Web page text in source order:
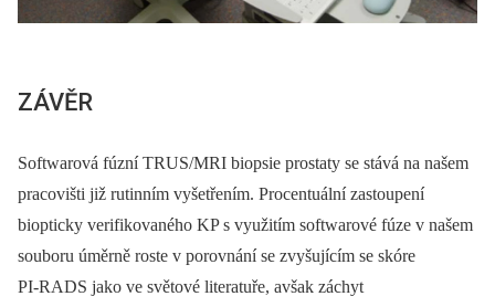
ZÁVĚR
Softwarová fúzní TRUS/MRI biopsie prostaty se stává na našem
pracovišti již rutinním vyšetřením. Procentuální zastoupení
biopticky verifikovaného KP s využitím softwarové fúze v našem
souboru úměrně roste v porovnání se zvyšujícím se skóre
PI‑RADS jako ve světové literatuře, avšak záchyt